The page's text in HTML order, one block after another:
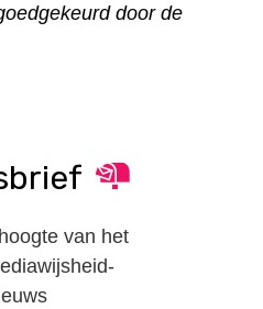
door de
van het